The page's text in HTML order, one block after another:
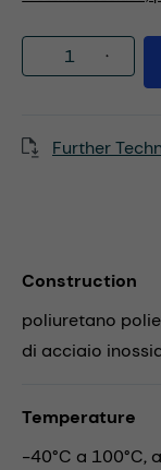
Product
Further
Construction
poliuretano
di acciaio
Temperature
-40°C a 100°C,